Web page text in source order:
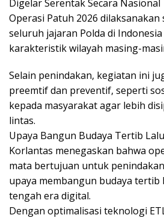
Digelar Serentak Secara Nasional
Operasi Patuh 2026
seluruh jajaran Polda di
karakteristik wilayah masing-
Selain penindakan, kegiatan ini
preemtif dan preventif, seperti
kepada masyarakat agar lebih
lintas.
Upaya Bangun Budaya Tertib
Korlantas menegaskan bahwa
mata bertujuan untuk
upaya membangun budaya tertib
tengah era digital.
Dengan optimalisasi teknologi